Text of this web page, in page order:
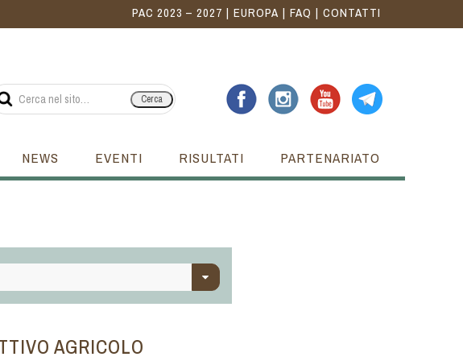
PAC 2023 – 2027 EUROPA FAQ CONTATTI
Cerca
NEWS EVENTI RISULTATI PARTENARIATO
AGRICOLO